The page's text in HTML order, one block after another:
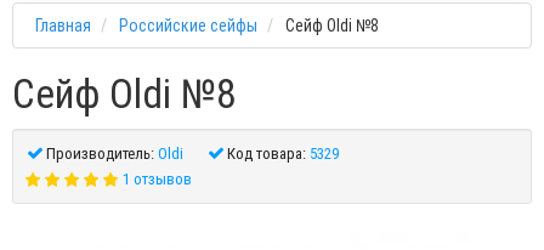
Главная Российские сейфы Сейф Oldi №8
Сейф Oldi №8
Производитель:Oldi Код товара: 5329
1 отзывов